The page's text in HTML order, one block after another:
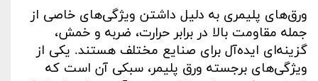
ورق‌های پلیمری به دلیل داشتن ویژگی‌های خاصی از
جمله مقاومت بالا در برابر حرارت، ضربه و خمش،
گزینه‌ای ایده‌آل برای صنایع مختلف هستند. یکی از
ویژگی‌های برجسته ورق پلیمر، سبکی آن است که